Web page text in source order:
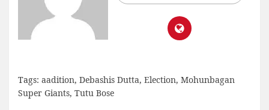
Tags: aadition, Debashis Dutta, Election, Mohunbagan
Super Giants, Tutu Bose